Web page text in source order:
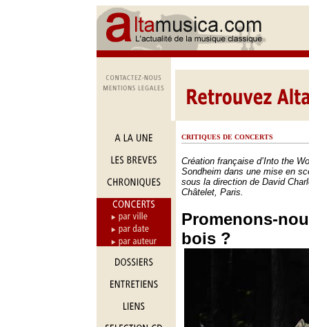
CRITIQUES DE CONCERTS
Création française d’Into the
Sondheim dans une mise en
sous la direction de David
Châtelet, Paris.
Promenons-
bois ?